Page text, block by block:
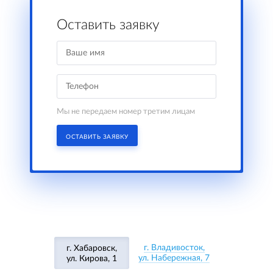
Оставить заявку
Мы не передаем номер третим лицам
ОСТАВИТЬ ЗАЯВКУ
г. Хабаровск,
ул. Кирова, 1
г. Владивосток,
ул. Набережная, 7